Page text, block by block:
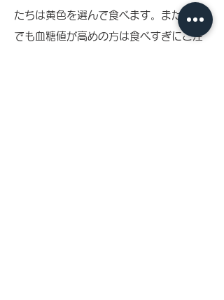
たちは黄色を選んで食べます。また大人
でも血糖値が高めの方は食べすぎにご注